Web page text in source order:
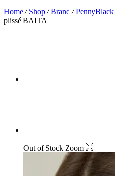
Home / Shop / Brand / PennyBlack
plissé BAITA
Out of Stock Zoom